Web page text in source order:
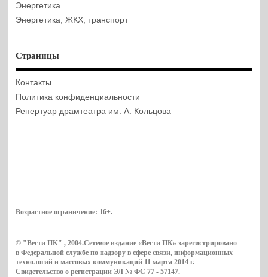
Энергетика
Энергетика, ЖКХ, транспорт
Страницы
Контакты
Политика конфиденциальности
Репертуар драмтеатра им. А. Кольцова
Возрастное ограничение: 16+.
© "Вести ПК" , 2004.Сетевое издание «Вести ПК» зарегистрировано
в Федеральной службе по надзору в сфере связи, информационных
технологий и массовых коммуникаций 11 марта 2014 г.
Свидетельство о регистрации ЭЛ № ФС 77 - 57147.